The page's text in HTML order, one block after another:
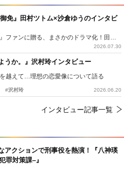
アクションで刑事役を熱演！『八神瑛
罪対策課–』
免』田村ツトム×沙倉ゆうのインタビ
『侍タイムスリッパー』ファンに贈る、まさかのドラマ化！田村ツトム×沙倉ゆうのが語る『心配無用ノ介』撮影秘話
2026.07.30
うか。』沢村玲インタビュー
越えて…理想の恋愛像について語る
#沢村玲 2026.06.20
インタビュー記事一覧